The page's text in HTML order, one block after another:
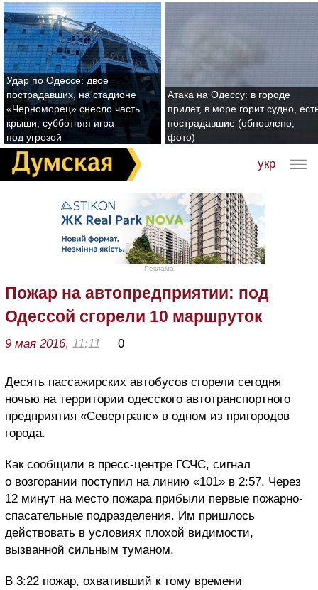
Удар по Одессе: двое
пострадавших, на стадионе
«Черноморец» снесло часть
крыши, субботняя игра
под угрозой
Атака на Одессу: в городе
прилет, в море горит судно,
пострадавшие (обновлено,
фото)
укр
Реклама
Пожар на автопредприятии: под
Одессой сгорели 10 маршруток
9 мая 2016, 11:11 0
Десять пассажирских автобусов сгорели сегодня
ночью на территории одесского автотранспортного
предприятия «Севертранс» в одном из пригородов
города.
Как сообщили в пресс-центре ГСЧС, сигнал
о возгорании поступил на линию «101» в 2:57. Через
12 минут на место пожара прибыли первые пожарно-
спасательные подразделения. Им пришлось
действовать в условиях плохой видимости,
вызванной сильным туманом.
В 3:22 пожар, охвативший к тому времени